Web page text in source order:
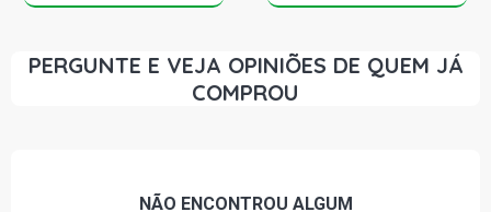
PERGUNTE E VEJA OPINIÕES DE QUEM JÁ
COMPROU
NÃO ENCONTROU ALGUM